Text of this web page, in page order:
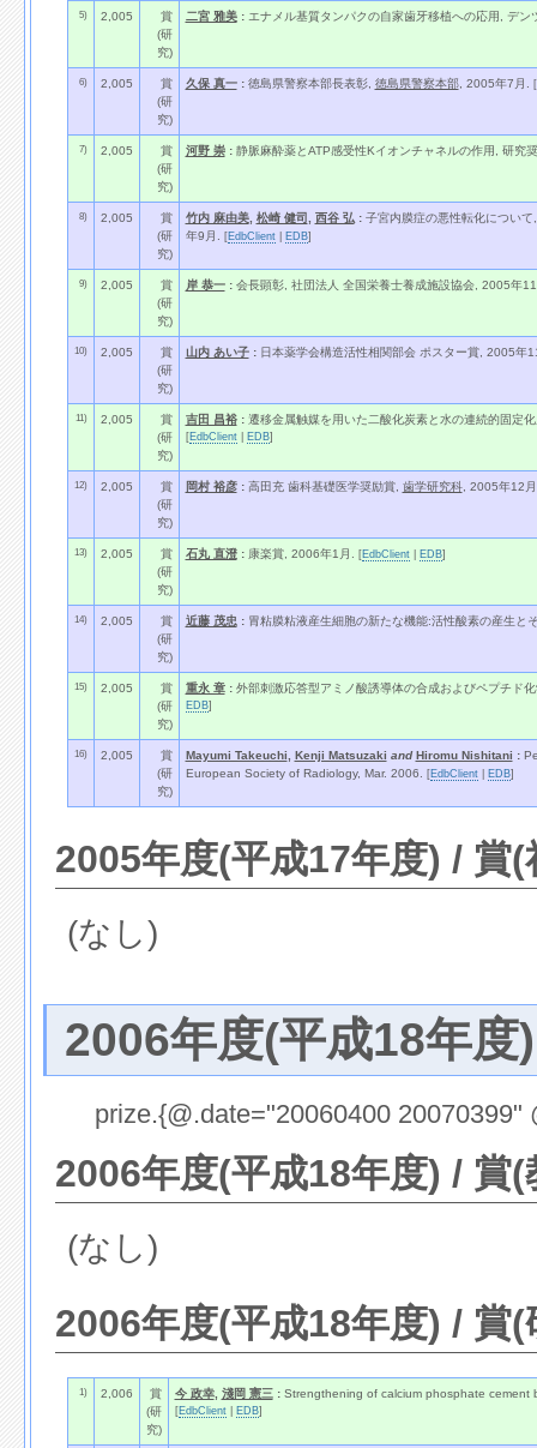
5) 2,005
賞
(研
究)
二宮 雅美: エナメル基質タンパクの自家歯牙移植への応用, デン
6) 2,005
賞
(研
究)
久保 真一: 徳島県警察本部長表彰, 徳島県警察本部, 2005年7月. [
7) 2,005
賞
(研
究)
河野 崇: 静脈麻酔薬とATP感受性Kイオンチャネルの作用, 研究
8) 2,005
賞
(研
究)
竹内 麻由美, 松崎 健司 西谷 弘: 子宮内膜症の悪性転化につい
年9月.
[EdbClient| EDB]
9) 2,005
賞
(研
究)
岸 恭一: 会長顕彰, 社団法人 全国栄養士養成施設協会, 2005年
10) 2,005
賞
(研
究)
山内 あい子: 日本薬学会構造活性相関部会 ポスター賞, 2005年
11) 2,005
賞
(研
究)
吉田 昌裕: 遷移金属触媒を用いた二酸化炭素と水の連続的固定
[EdbClient| EDB]
12) 2,005
賞
(研
究)
岡村 裕彦: 高田充 歯科基礎医学奨励賞, 歯学研究科, 2005年12
13) 2,005
賞
(研
究)
石丸 直澄: 康楽賞, 2006年1月. [EdbClient| EDB]
14) 2,005
賞
(研
究)
近藤 茂忠 : 胃粘膜粘液産生細胞の新たな機能:活性酸素の産生と
15) 2,005
賞
(研
究)
重永 章: 外部刺激応答型アミノ酸誘導体の合成およびペプチド
EDB]
16) 2,005
賞
(研
究)
Mayumi Takeuchi Kenji Matsuzaki andHiromu Nishitani :
European Society of Radiology, Mar. 2006.
[EdbClient| EDB]
2005年度(平成17年度) / 賞(
(なし)
2006年度(平成18年度)
prize.{@.date="20060400 20070399"
2006年度(平成18年度) / 賞(
(なし)
2006年度(平成18年度) / 賞(
1) 2,006
賞
(研
究)
今 政幸, 淺岡 憲三: Strengthening of calcium phosphate cement
[EdbClient| EDB]